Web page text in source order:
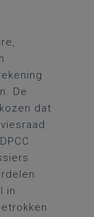
De
dat
in